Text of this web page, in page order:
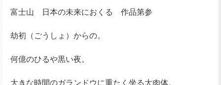
富士山 日本の未来におくる 作品第参
劫初（ごうしょ）からの。
何億のひるや黒い夜。
大きな時間のガランドウに重たく坐る大肉体。